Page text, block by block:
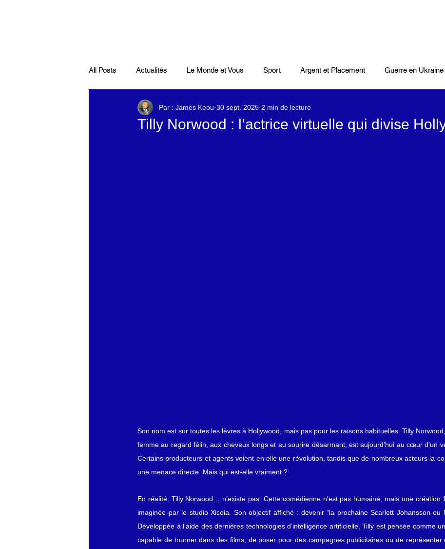
All Posts Actualités Le Monde et Vous Sport Argent et Placement Guerre en Ukraine
économie française Cinéma Scènes
Tilly Norwood : l’actrice virtuelle qui divise
Par : James Keou 30 sept. 2025 2 min de lecture
Son nom est sur toutes les lèvres à Hollywood, mais pas pour les raisons habituelles. Tilly
femme au regard félin, aux cheveux longs et au sourire désarmant, est aujourd’hui au cœur d’un
Certains producteurs et agents voient en elle une révolution, tandis que de nombreux acteurs la
une menace directe. Mais qui est-elle vraiment ?
En réalité, Tilly Norwood… n’existe pas. Cette comédienne n’est pas humaine, mais une création
imaginée par le studio Xicoia. Son objectif affiché : devenir “la prochaine Scarlett Johansson ou
Développée à l’aide des dernières technologies d’intelligence artificielle, Tilly est pensée comme
capable de tourner dans des films, de poser pour des campagnes publicitaires ou de représenter